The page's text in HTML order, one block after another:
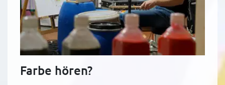
Farbe hören?